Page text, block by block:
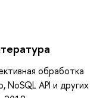
обработка
API и других